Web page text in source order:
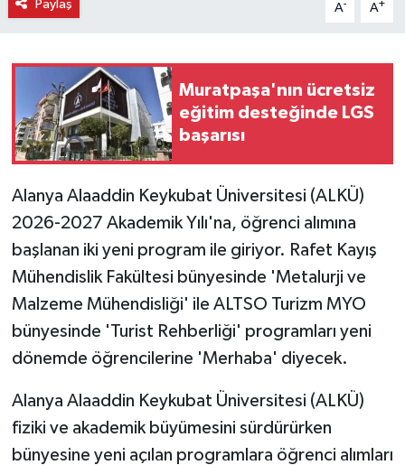
Paylaş A- A+
Muratpaşa'nın ücretsiz
eğitim desteğinde LGS
başarısı
Alanya Alaaddin Keykubat Üniversitesi (ALKÜ)
2026-2027 Akademik Yılı'na, öğrenci alımına
başlanan iki yeni program ile giriyor. Rafet Kayış
Mühendislik Fakültesi bünyesinde 'Metalurji ve
Malzeme Mühendisliği' ile ALTSO Turizm MYO
bünyesinde 'Turist Rehberliği' programları yeni
dönemde öğrencilerine 'Merhaba' diyecek.
Alanya Alaaddin Keykubat Üniversitesi (ALKÜ)
fiziki ve akademik büyümesini sürdürürken
bünyesine yeni açılan programlara öğrenci alımları